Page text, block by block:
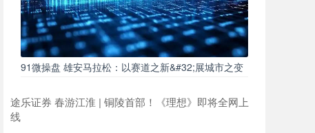
91微操盘 雄安马拉松：以赛道之新&#32;展城市之变
途乐证券 春游江淮 | 铜陵首部！《理想》即将全网上
线